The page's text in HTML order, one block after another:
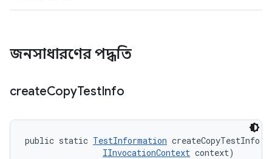
জনসাধারণের পদ্ধতি
createCopyTestInfo
public static TestInformation createCopyTestInfo (
IInvocationContext context)